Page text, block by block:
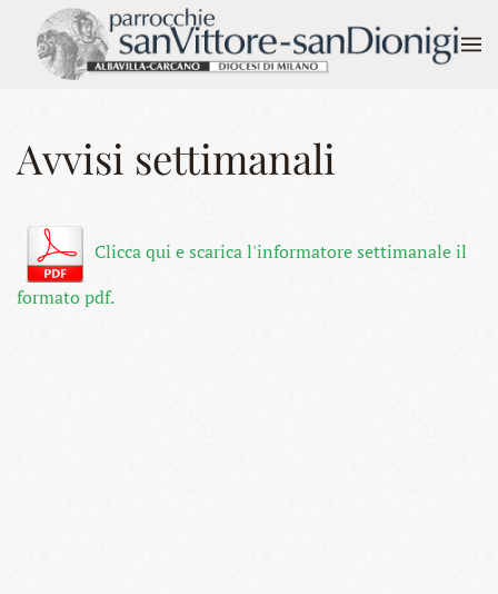
Skip to main content
Avvisi settimanali
Clicca qui e scarica l'informatore settimanale il
formato pdf.